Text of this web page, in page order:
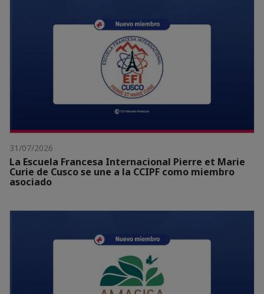
31/07/2026
La Escuela Francesa Internacional Pierre et Marie
Curie de Cusco se une a la CCIPF como miembro
asociado